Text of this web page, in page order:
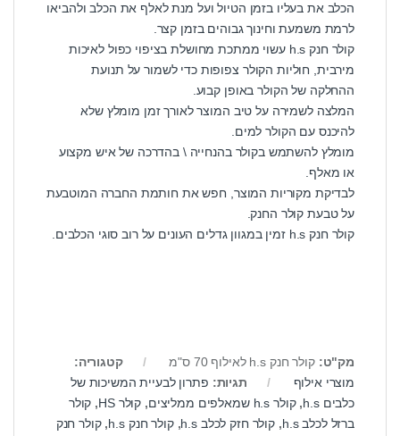
הכלב את בעליו בזמן הטיול ועל מנת לאלף את הכלב ולהביאו
לרמת משמעת וחינוך גבוהים בזמן קצר.
קולר חנק h.s עשוי ממתכת מחושלת בציפוי כפול לאיכות
מירבית, חוליות הקולר צפופות כדי לשמור על תנועת
ההחלקה של הקולר באופן קבוע.
המלצה לשמירה על טיב המוצר לאורך זמן מומלץ שלא
להיכנס עם הקולר למים.
מומלץ להשתמש בקולר בהנחייה \ בהדרכה של איש מקצוע
או מאלף.
לבדיקת מקוריות המוצר, חפש את חותמת החברה המוטבעת
על טבעת קולר החנק.
קולר חנק h.s זמין במגוון גדלים העונים על רוב סוגי הכלבים.
מק"ט:קולר חנק h.s לאילוף 70 ס"מ
קטגוריה:
מוצרי אילוף
תגיות: פתרון לבעיית המשיכות של
כלבים h.s
,קולר h.s שמאלפים ממליצים , קולר HS , קולר
ברזל לכלב h.s
, קולר חזק לכלב h.s ,קולר חנק h.s ,קולר חנק